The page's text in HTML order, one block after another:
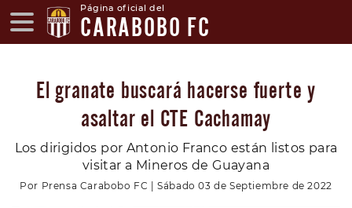
Página oficial del
CARABOBO FC
El granate buscará hacerse fuerte y
asaltar el CTE Cachamay
Los dirigidos por Antonio Franco están listos para
visitar a Mineros de Guayana
Por Prensa Carabobo FC | Sábado 03 de Septiembre de 2022